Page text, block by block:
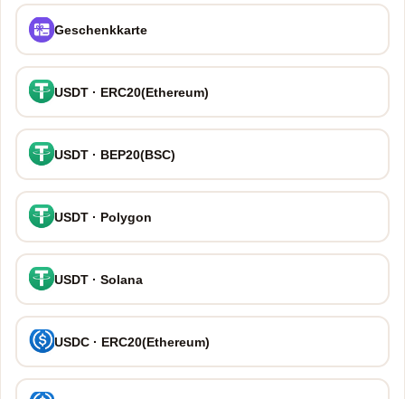
Geschenkkarte
USDT · ERC20(Ethereum)
USDT · BEP20(BSC)
USDT · Polygon
USDT · Solana
USDC · ERC20(Ethereum)